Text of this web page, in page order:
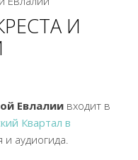
И
Евлалиивходит в
Квартал в
аудиогида.